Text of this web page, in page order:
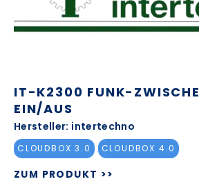
IT-K2300 FUNK-
EIN/AUS
Hersteller: intertechno
CLOUDBOX 3.0 CLOUDBOX 4.0
ZUM PRODUKT >>